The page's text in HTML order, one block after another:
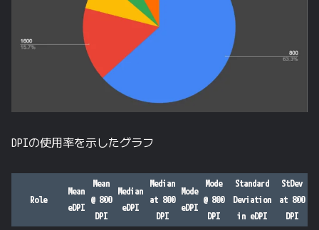
DPIの使用率を示したグラフ
Role
Mean
eDPI
Mean
@ 800
DPI
Median
eDPI
Median
at 800
DPI
Mode
eDPI
Mode
@ 800
DPI
Standard
Deviation
in eDPI
StDev
at 800
DPI